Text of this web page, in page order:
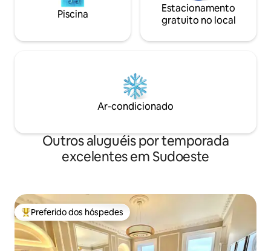
Piscina
Estacionamento
gratuito no local
Ar-condicionado
Outros aluguéis por temporada
excelentes em Sudoeste
Entre os melhores preferidos dos hóspedes
Preferido dos hóspedes